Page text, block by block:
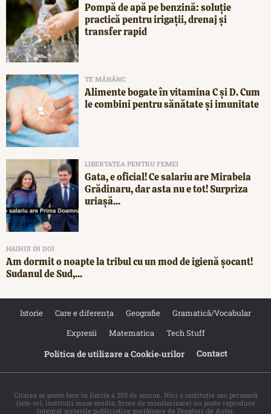
Pompă de apă pe benzină: soluție
practică pentru irigații, drenaj și
transfer rapid
TE MĂNÂNC
Alimente bogate în vitamina C și D. Cum
le combini pentru sănătate și imunitate
LIBERTATEA PENTRU FEMEI
Gata, e oficial! Ce salariu are Mirabela
Grădinaru, dar asta nu e tot! Surpriza
uriașă...
HAIHUI IN DOI
Am dormit o noapte la tribul cu un mod de igienă șocant!
Sudanul de Sud,...
Istorie Care e diferența Geografie
Gramatică/Vocabular
Expresii
Matematica Tech Stuff
Politica de utilizare a Cookie‐urilor Contact
Citarea se poate face în limita a 250 de semne. Nici o instituţie sau persoană
(site-uri, instituţii mass-media, firme de monitorizare) nu poate reproduce
integral scrierile publicistice purtătoare de Drepturi de Autor.